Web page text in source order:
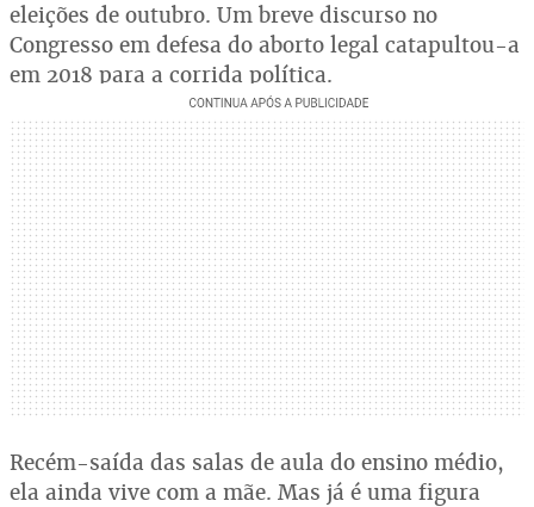
eleições de outubro. Um breve discurso no
Congresso em defesa do aborto legal catapultou-a
em 2018 para a corrida política.
Recém-saída das salas de aula do ensino médio,
ela ainda vive com a mãe. Mas já é uma figura